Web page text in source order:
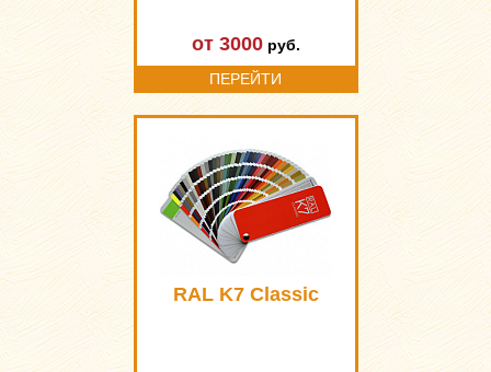
от 3000руб.
ПЕРЕЙТИ
RAL K7 Classic